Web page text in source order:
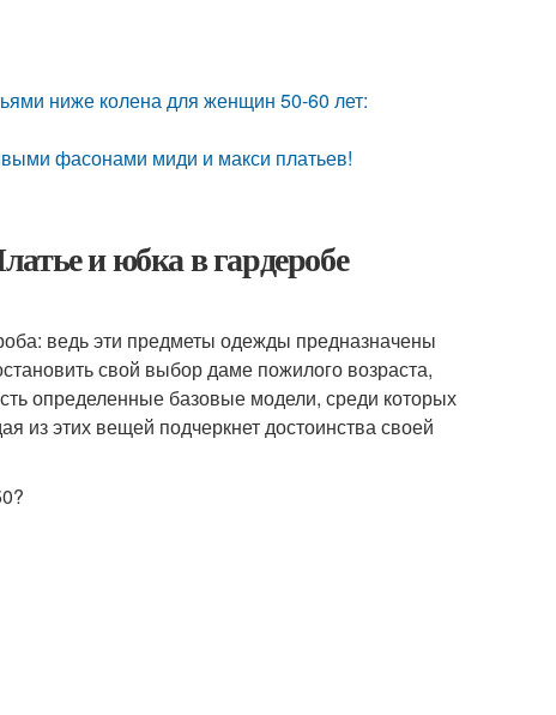
ниже колена для женщин 50-60 лет:
фасонами миди и макси платьев!
и юбка в гардеробе
ведь эти предметы одежды предназначены
свой выбор даме пожилого возраста,
определенные базовые модели, среди которых
из этих вещей подчеркнет достоинства своей